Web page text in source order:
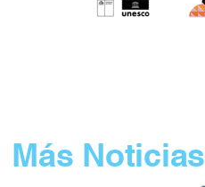
Más Noticias